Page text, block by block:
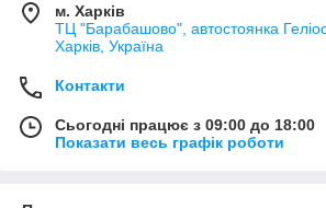
м. Харків
ТЦ "Барабашово", автостоянка
Харків, Україна
Контакти
Сьогодні працює з 09:00 до 18:00
Показати весь графік роботи